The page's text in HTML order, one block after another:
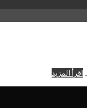
اقرأ المزيد